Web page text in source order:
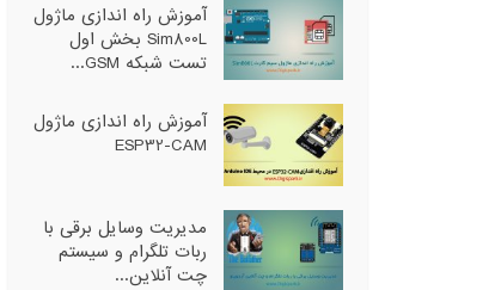
آموزش راه اندازی ماژول
Sim800L بخش اول
تست شبکه GSM...
آموزش راه اندازی ماژول
ESP32-CAM
مدیریت وسایل برقی با
ربات تلگرام و سیستم
چت آنلاین...